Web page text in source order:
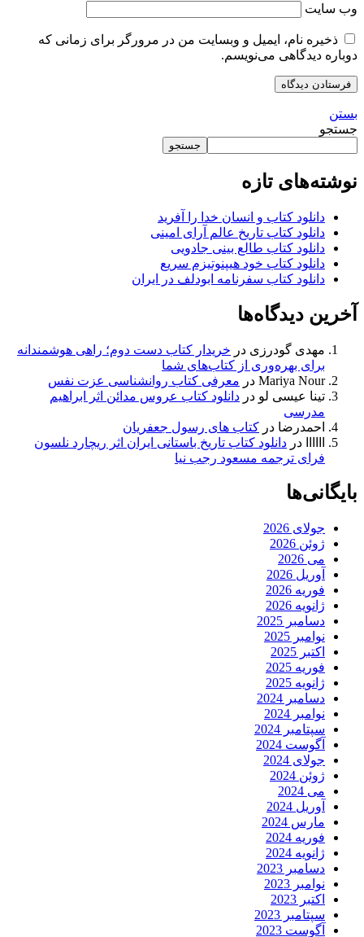
وب‌ سایت
ذخیره نام، ایمیل و وبسایت من در مرورگر برای زمانی که
دوباره دیدگاهی می‌نویسم.
بستن
جستجو
جستجو
نوشته‌های تازه
دانلود کتاب و انسان خدا را آفرید
دانلود کتاب تاریخ عالم آرای امینی
دانلود کتاب طالع بینی جادویی
دانلود کتاب خود هیپنوتیزم سریع
دانلود کتاب سفرنامه ابودلف در ایران
آخرین دیدگاه‌ها
مهدی گودرزی در خریدار کتاب دست دوم؛ راهی هوشمندانه
برای بهره‌وری از کتاب‌های شما
Mariya Nour در معرفی کتاب روانشناسی عزت نفس
تینا عیسی لو در دانلود کتاب عروس مدائن اثر ابراهیم
مدرسی
احمدرضا در کتاب های رسول جعفریان
در دانلود کتاب تاریخ باستانی ایران اثر ریچارد نلسون
فرای ترجمه مسعود رجب نیا
بایگانی‌ها
جولای 2026
ژوئن 2026
می 2026
آوریل 2026
فوریه 2026
ژانویه 2026
دسامبر 2025
نوامبر 2025
اکتبر 2025
فوریه 2025
ژانویه 2025
دسامبر 2024
نوامبر 2024
سپتامبر 2024
آگوست 2024
جولای 2024
ژوئن 2024
می 2024
آوریل 2024
مارس 2024
فوریه 2024
ژانویه 2024
دسامبر 2023
نوامبر 2023
اکتبر 2023
سپتامبر 2023
آگوست 2023